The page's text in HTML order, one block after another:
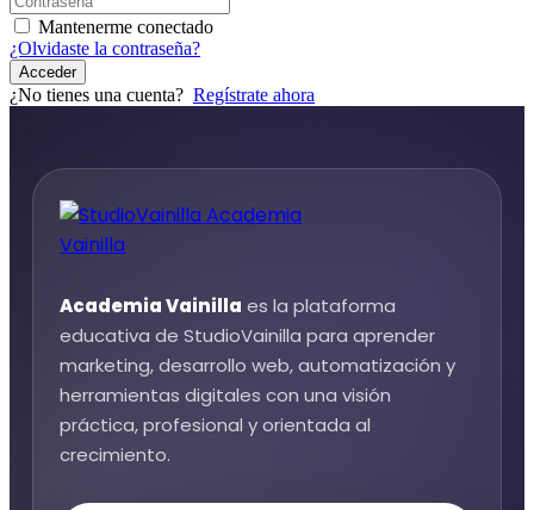
Mantenerme conectado
¿Olvidaste la contraseña?
Acceder
¿No tienes una cuenta? Regístrate ahora
Academia Vainilla es la plataforma
educativa de StudioVainilla para aprender
marketing, desarrollo web, automatización y
herramientas digitales con una visión
práctica, profesional y orientada al
crecimiento.